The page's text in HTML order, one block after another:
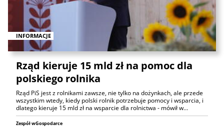
INFORMACJE
Rząd kieruje 15 mld zł na pomoc dla
polskiego rolnika
Rząd PiS jest z rolnikami zawsze, nie tylko na dożynkach, ale przede
wszystkim wtedy, kiedy polski rolnik potrzebuje pomocy i wsparcia, i
dlatego kieruje 15 mld zł na wsparcie dla rolnictwa - mówił w…
Zespół wGospodarce